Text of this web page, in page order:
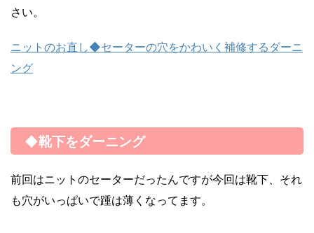
さい。
ニットのお直し◆セーターの穴をかわいく補修するダーニ
ング
◆靴下をダーニング
前回はニットのセーターだったんですが今回は靴下、それ
も穴がいっぱいで踵は薄くなってます。